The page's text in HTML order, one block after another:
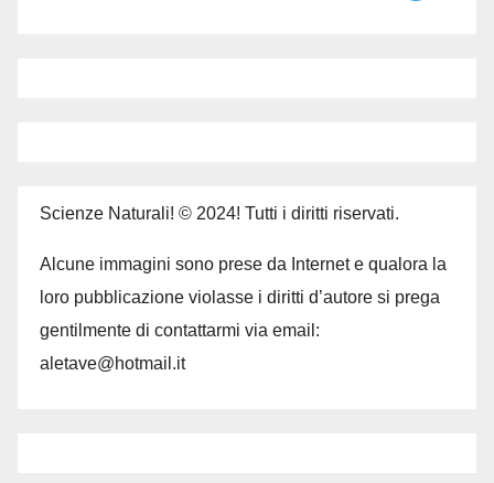
Scienze Naturali! © 2024! Tutti i diritti riservati.
Alcune immagini sono prese da Internet e qualora la
loro pubblicazione violasse i diritti d’autore si prega
gentilmente di contattarmi via email:
aletave@hotmail.it